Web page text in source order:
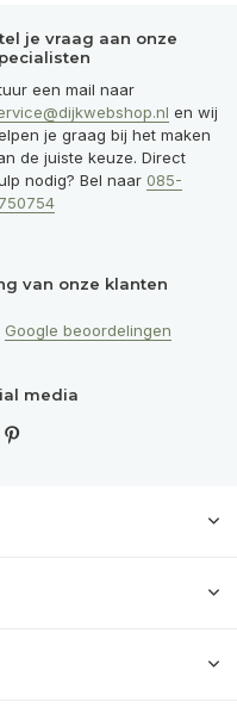
je vraag aan onze
een mail naar
en wij
je graag bij het maken
de juiste keuze. Direct
nodig? Bel naar 085-
van onze klanten
Google beoordelingen
media